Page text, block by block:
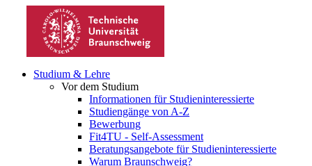
Studium & Lehre
Vor dem Studium
Informationen für Studieninteressierte
Studiengänge von A-Z
Bewerbung
Fit4TU - Self-Assessment
Beratungsangebote für Studieninteressierte
Warum Braunschweig?